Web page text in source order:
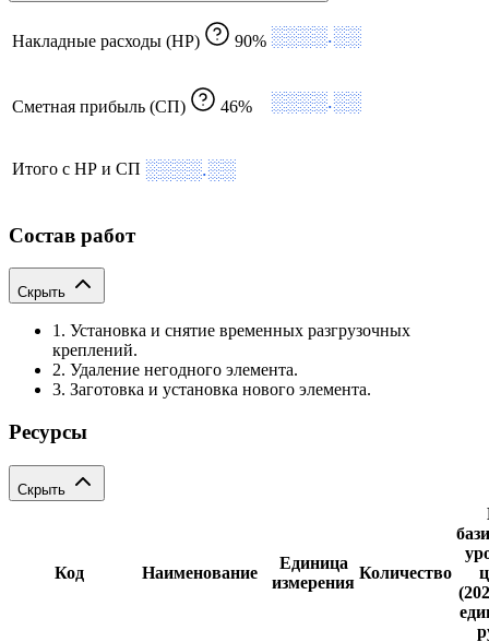
Накладные расходы (НР) 90% ░░░░.░░
Сметная прибыль (СП) 46% ░░░░.░░
Итого с НР и СП ░░░░.░░
Состав работ
Скрыть
1. Установка и снятие временных разгрузочных
креплений.
2. Удаление негодного элемента.
3. Заготовка и установка нового элемента.
Ресурсы
Скрыть
Код Наименование
Единица
измерения
Количество